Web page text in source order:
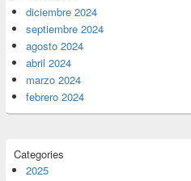
diciembre 2024
septiembre 2024
agosto 2024
abril 2024
marzo 2024
febrero 2024
Categories
2025